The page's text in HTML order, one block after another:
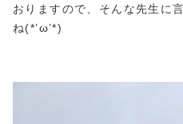
おりますので、そんな先生に
ね(*’ω’*)